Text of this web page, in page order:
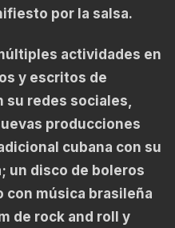
por la salsa.
actividades en
y escritos de
su redes sociales,
producciones
cubana con su
un disco de boleros
con música brasileña
de rock and roll y